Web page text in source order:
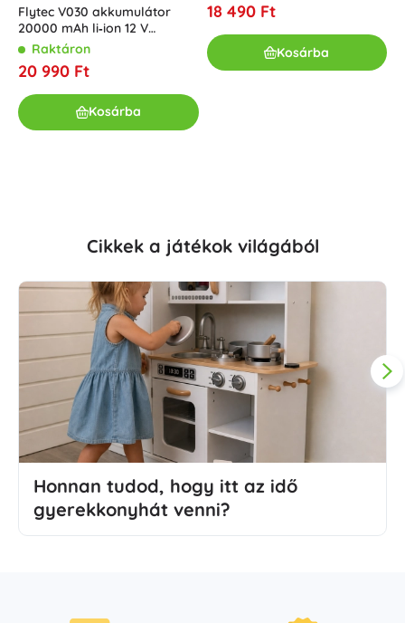
Flytec V030 akkumulátor
20000 mAh li‑ion 12 V
horgászcsónakhoz
Raktáron
20 990 Ft
Kosárba
18 490 Ft
Kosárba
Cikkek a játékok világából
Honnan tudod, hogy itt az idő
gyerekkonyhát venni?